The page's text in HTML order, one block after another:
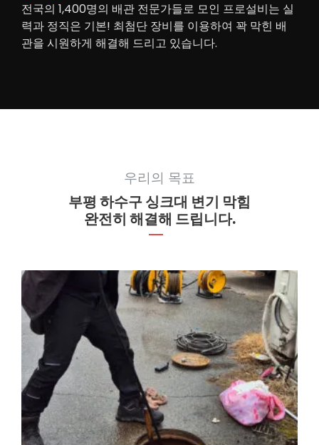
전국의 1,400명의 배관 전문가들로 모인 프로설비는 실
력과 정직은 기본! 최첨단 장비를 이용하여 꽉 막힌 배
관을 시원하게 해결해 드리고 있습니다.
우리의 목표
부평 하수구 싱크대 변기 막힘
완전히 해결해 드립니다.